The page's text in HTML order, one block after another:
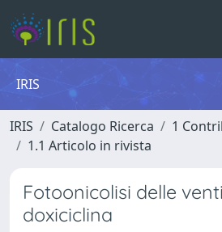
IRIS
IRIS Catalogo Ricerca
1
1.1 Articolo in rivista
Fotoonicolisi delle
doxiciclina